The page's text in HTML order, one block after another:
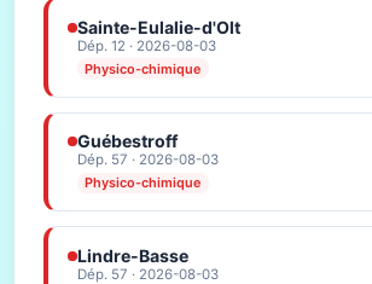
Sainte-Eulalie-d'Olt
Dép. 12 · 2026-08-03
Physico-chimique
Guébestroff
Dép. 57 · 2026-08-03
Physico-chimique
Lindre-Basse
Dép. 57 · 2026-08-03